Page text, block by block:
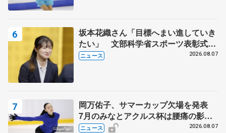
坂本花織さん「目標へまい進していき
たい」 文部科学省スポーツ表彰式で
代表謝辞
ニュース 2026.08.07
岡万佑子、サマーカップ欠場を発表
7月のみなとアクルス杯は腰痛の影響
で
ニュース 2026.08.07